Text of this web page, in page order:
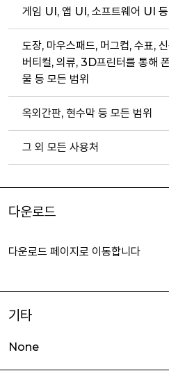
게임 UI, 앱 UI, 소프트웨어 UI 등
도장, 마우스패드, 머그컵, 수표,
버티컬, 의류, 3D프린터를 통해
물 등 모든 범위
옥외간판, 현수막 등 모든 범위
그 외 모든 사용처
다운로드
다운로드 페이지로 이동합니다
기타
None